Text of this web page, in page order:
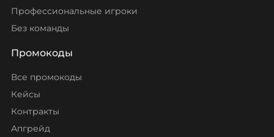
Профессиональные игроки
Без команды
Промокоды
Все промокоды
Кейсы
Контракты
Апгрейд